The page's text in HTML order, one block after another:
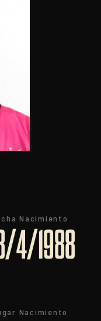
Nacimiento
4/1988
Nacimiento